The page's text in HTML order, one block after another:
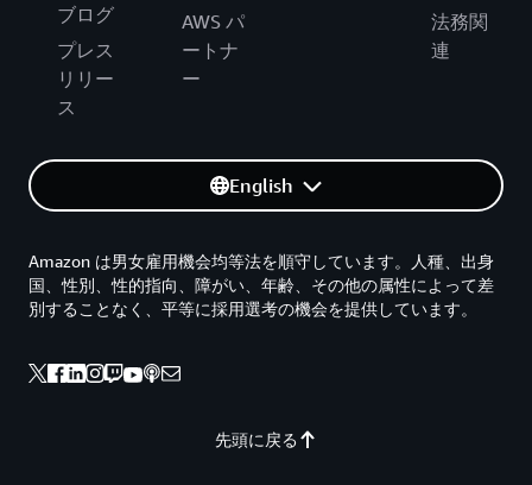
ブログ
プレス
リリー
ス
AWS パ
ートナ
ー
法務関
連
English
先頭に戻る
Amazon は男女雇用機会均等法を順守しています。人種、出身
国、性別、性的指向、障がい、年齢、その他の属性によって差
別することなく、平等に採用選考の機会を提供しています。